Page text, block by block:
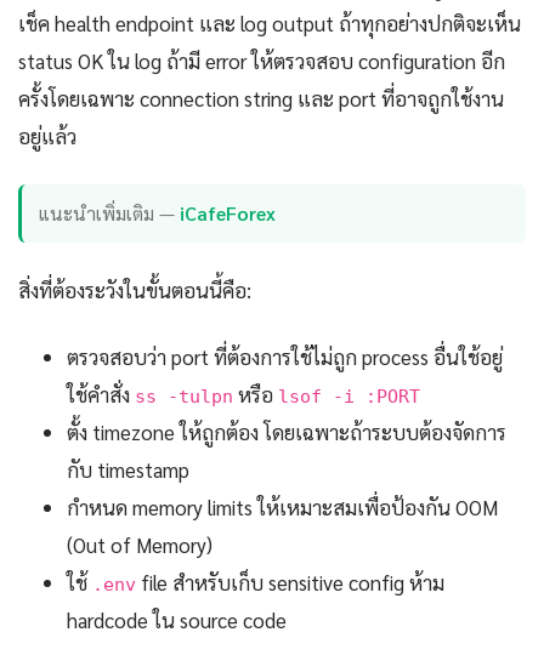
เช็ค health endpoint และ log output ถ้าทุกอย่างปกติจะเห็น
status OK ใน log ถ้ามี error ให้ตรวจสอบ configuration อีก
ครั้งโดยเฉพาะ connection string และ port ที่อาจถูกใช้งาน
อยู่แล้ว
แนะนำเพิ่มเติม — iCafeForex
สิ่งที่ต้องระวังในขั้นตอนนี้คือ:
ตรวจสอบว่า port ที่ต้องการใช้ไม่ถูก process อื่นใช้อยู่
ใช้คำสั่ง ss -tulpn หรือ lsof -i :PORT
ตั้ง timezone ให้ถูกต้อง โดยเฉพาะถ้าระบบต้องจัดการ
กับ timestamp
กำหนด memory limits ให้เหมาะสมเพื่อป้องกัน OOM
(Out of Memory)
ใช้ .env file สำหรับเก็บ sensitive config ห้าม
hardcode ใน source code